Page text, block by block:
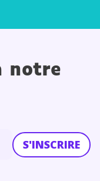
notre
S'INSCRIRE